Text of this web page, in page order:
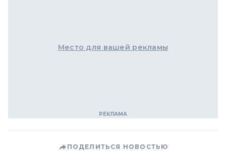
Место для вашей рекламы
ПОДЕЛИТЬСЯ НОВОСТЬЮ